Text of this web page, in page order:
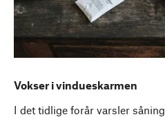
Vokser i vindueskarmen
I det tidlige forår varsler